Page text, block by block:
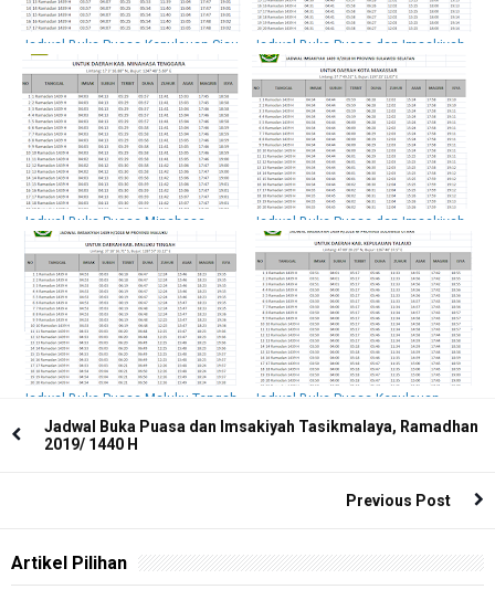
Jadwal Buka Puasa Kepulauan Siau
Tagulandang Biaro Hari Ini Dan
Imsakiyah 2018 / 1439 H
Jadwal Buka Puasa dan Imsakiyah
Enrekang , 2018 / 1439 H
Jadwal Buka Puasa Minahasa
Tenggara Hari Ini Dan Imsakiyah
2018 / 1439 H
Jadwal Buka Puasa dan Imsakiyah
Kota Makassar 2018 / 1439 H
Jadwal Buka Puasa Maluku Tengah
Jadwal Buka Puasa Kepulauan
/ 1439 H
Jadwal Buka Puasa dan Imsakiyah Tasikmalaya, Ramadhan
2019/ 1440 H
Previous Post
Artikel Pilihan